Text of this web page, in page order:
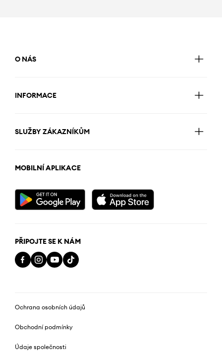
O NÁS
INFORMACE
SLUŽBY ZÁKAZNÍKŮM
MOBILNÍ APLIKACE
PŘIPOJTE SE K NÁM
Ochrana osobních údajů
Obchodní podmínky
Údaje společnosti